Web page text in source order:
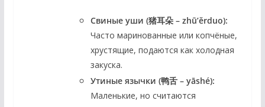
Свиные уши (猪耳朵 – zhū’ěrduo):
Часто маринованные или копчёные,
хрустящие, подаются как холодная
закуска.
Утиные язычки (鸭舌 – yāshé):
Маленькие, но считаются